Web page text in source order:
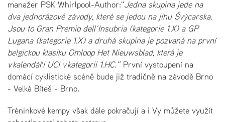
manažer PSK Whirlpool-Author:"Jedna skupina jede na
dva jednorázové závody, které se jedou na jihu Švýcarska.
Jsou to Gran Premio dell´Insubria (kategorie 1.X) a GP
Lugana (kategorie 1.X) a druhá skupina je pozvaná na první
belgickou klasiku Omloop Het Nieuwsblad, která je
v kalendáři UCI v kategorii 1.HC." První vystoupení na
domácí cyklistické scéně bude již tradičně na závodě Brno
- Velká Bíteš - Brno.
Tréninkové kempy však dále pokračují a i Vy můžete využít